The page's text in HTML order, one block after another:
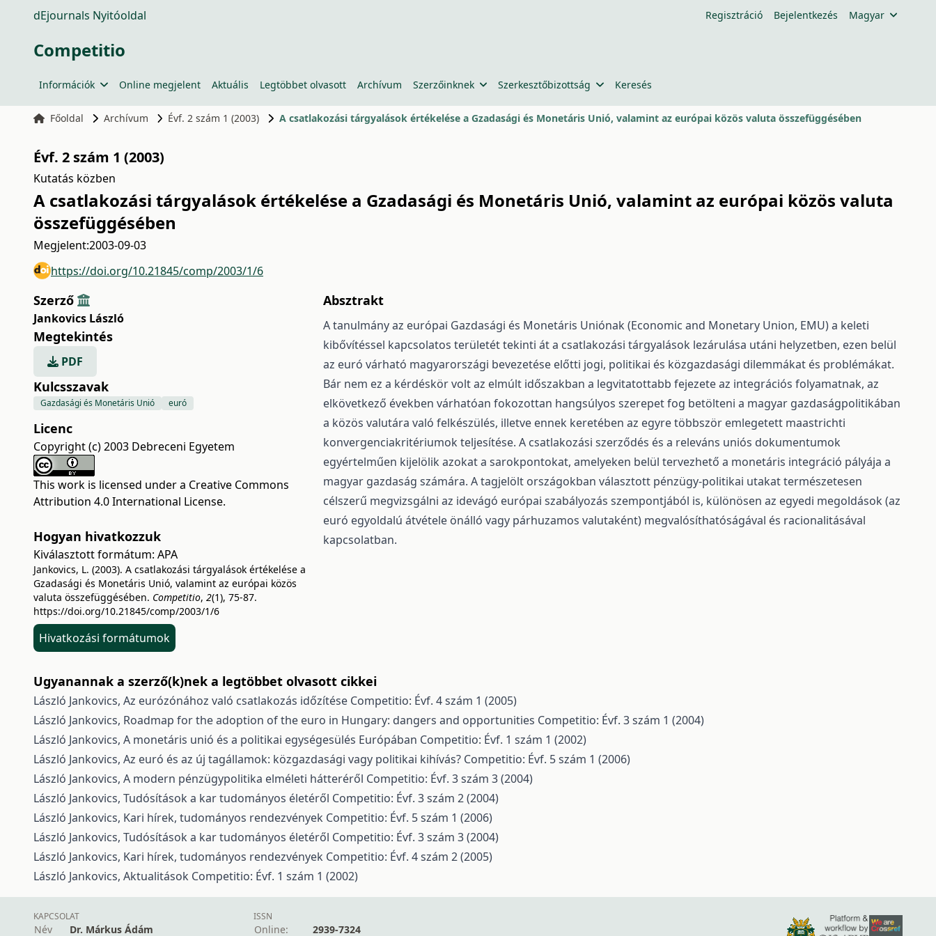
dEjournals Nyitóoldal Regisztráció Bejelentkezés Magyar
Competitio
Információk Online megjelent Aktuális Legtöbbet olvasott Archívum Szerzőinknek Szerkesztőbizottság Keresés
Főoldal Archívum Évf. 2 szám 1 (2003) A csatlakozási tárgyalások értékelése a Gzadasági és Monetáris Unió, valamint az európai közös valuta összefüggésében
Évf. 2 szám 1 (2003)
Kutatás közben
A csatlakozási tárgyalások értékelése a Gzadasági és Monetáris Unió, valamint az európai közös valuta
összefüggésében
Megjelent:2003-09-03
https://doi.org/10.21845/comp/2003/1/6
Szerző
Jankovics László
Megtekintés
PDF
Kulcsszavak
Gazdasági és Monetáris Unió euró
Licenc
Copyright (c) 2003 Debreceni Egyetem
This work is licensed under a Creative Commons
Attribution 4.0 International License.
Hogyan hivatkozzuk
Kiválasztott formátum: APA
Jankovics, L. (2003). A csatlakozási tárgyalások értékelése a
Gzadasági és Monetáris Unió, valamint az európai közös
valuta összefüggésében. Competitio, 2(1), 75-87.
https://doi.org/10.21845/comp/2003/1/6
Hivatkozási formátumok
Absztrakt
A tanulmány az európai Gazdasági és Monetáris Uniónak (Economic and Monetary Union, EMU) a keleti
kibővítéssel kapcsolatos területét tekinti át a csatlakozási tárgyalások lezárulása utáni helyzetben, ezen belül
az euró várható magyarországi bevezetése előtti jogi, politikai és közgazdasági dilemmákat és problémákat.
Bár nem ez a kérdéskör volt az elmúlt időszakban a legvitatottabb fejezete az integrációs folyamatnak, az
elkövetkező években várhatóan fokozottan hangsúlyos szerepet fog betölteni a magyar gazdaságpolitikában
a közös valutára való felkészülés, illetve ennek keretében az egyre többször emlegetett maastrichti
konvergenciakritériumok teljesítése. A csatlakozási szerződés és a releváns uniós dokumentumok
egyértelműen kijelölik azokat a sarokpontokat, amelyeken belül tervezhető a monetáris integráció pályája a
magyar gazdaság számára. A tagjelölt országokban választott pénzügy-politikai utakat természetesen
célszerű megvizsgálni az idevágó európai szabályozás szempontjából is, különösen az egyedi megoldások (az
euró egyoldalú átvétele önálló vagy párhuzamos valutaként) megvalósíthatóságával és racionalitásával
kapcsolatban.
Ugyanannak a szerző(k)nek a legtöbbet olvasott cikkei
László Jankovics, Az eurózónához való csatlakozás időzítése Competitio: Évf. 4 szám 1 (2005)
László Jankovics, Roadmap for the adoption of the euro in Hungary: dangers and opportunities Competitio: Évf. 3 szám 1 (2004)
László Jankovics, A monetáris unió és a politikai egységesülés Európában Competitio: Évf. 1 szám 1 (2002)
László Jankovics, Az euró és az új tagállamok: közgazdasági vagy politikai kihívás? Competitio: Évf. 5 szám 1 (2006)
László Jankovics, A modern pénzügypolitika elméleti hátteréről Competitio: Évf. 3 szám 3 (2004)
László Jankovics, Tudósítások a kar tudományos életéről Competitio: Évf. 3 szám 2 (2004)
László Jankovics, Kari hírek, tudományos rendezvények Competitio: Évf. 5 szám 1 (2006)
László Jankovics, Tudósítások a kar tudományos életéről Competitio: Évf. 3 szám 3 (2004)
László Jankovics, Kari hírek, tudományos rendezvények Competitio: Évf. 4 szám 2 (2005)
László Jankovics, Aktualitások Competitio: Évf. 1 szám 1 (2002)
KAPCSOLAT
Név Dr. Márkus Ádám
ISSN
Online: 2939-7324